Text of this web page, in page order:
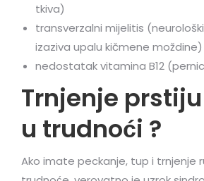
tkiva)
transverzalni mijelitis
izaziva upalu kičmene moždine)
nedostatak vitamina B12
Trnjenje
u trudnoći ?
Ako imate peckanje, tup i trnjenje